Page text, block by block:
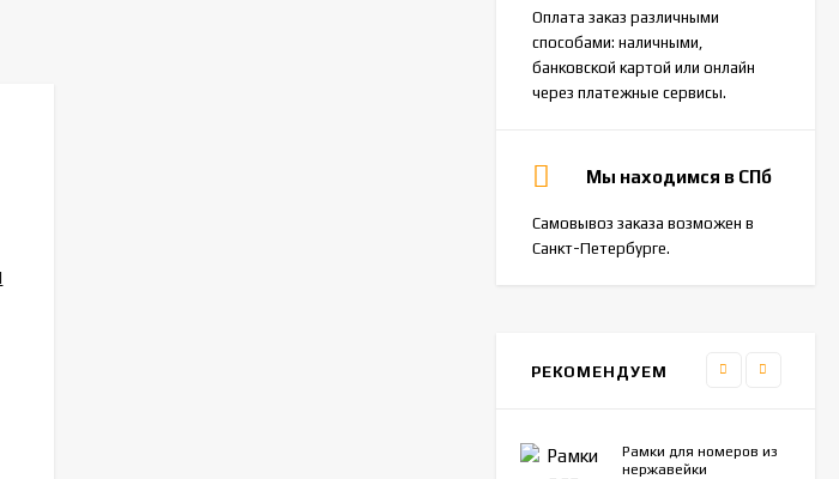
Оплата заказ различными
способами: наличными,
банковской картой или онлайн
через платежные сервисы.
Мы находимся в СПб
Самовывоз заказа возможен в
Санкт-Петербурге.
РЕКОМЕНДУЕМ
Рамки для номеров из
нержавейки